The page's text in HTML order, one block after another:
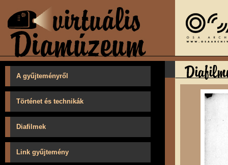
A gyűjteményről
Történet és technikák
Diafilmek
Link gyűjtemény